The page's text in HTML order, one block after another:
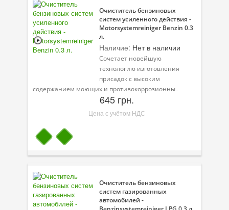
Очиститель бензиновых
систем усиленного действия -
Motorsystemreiniger Benzin 0.3
л.
Наличие: Нет в наличии
Сочетает новейшую
технологию изготовления
присадок с высоким
содержанием моющих и противокоррозионны..
645 грн.
Цена с учётом НДС
Очиститель бензиновых
систем газированных
автомобилей -